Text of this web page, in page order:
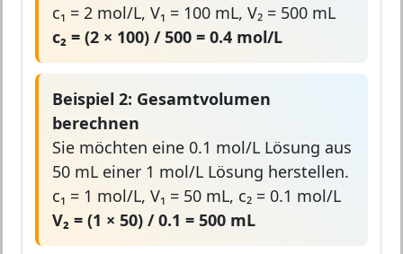
c₁ = 2 mol/L, V₁ = 100 mL, V₂ = 500 mL
c₂ = (2 × 100) / 500 = 0.4 mol/L
Beispiel 2: Gesamtvolumen
berechnen
Sie möchten eine 0.1 mol/L Lösung aus
50 mL einer 1 mol/L Lösung herstellen.
c₁ = 1 mol/L, V₁ = 50 mL, c₂ = 0.1 mol/L
V₂ = (1 × 50) / 0.1 = 500 mL